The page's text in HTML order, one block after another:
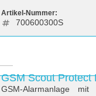
Artikel-Nummer:
700600300S
GSM Scout Protect
GSM-Alarmanlage